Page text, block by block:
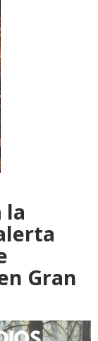
la
Gran